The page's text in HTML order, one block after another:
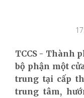
TCCS - Thành
bộ phận một
trung tại cấp
trung tâm,